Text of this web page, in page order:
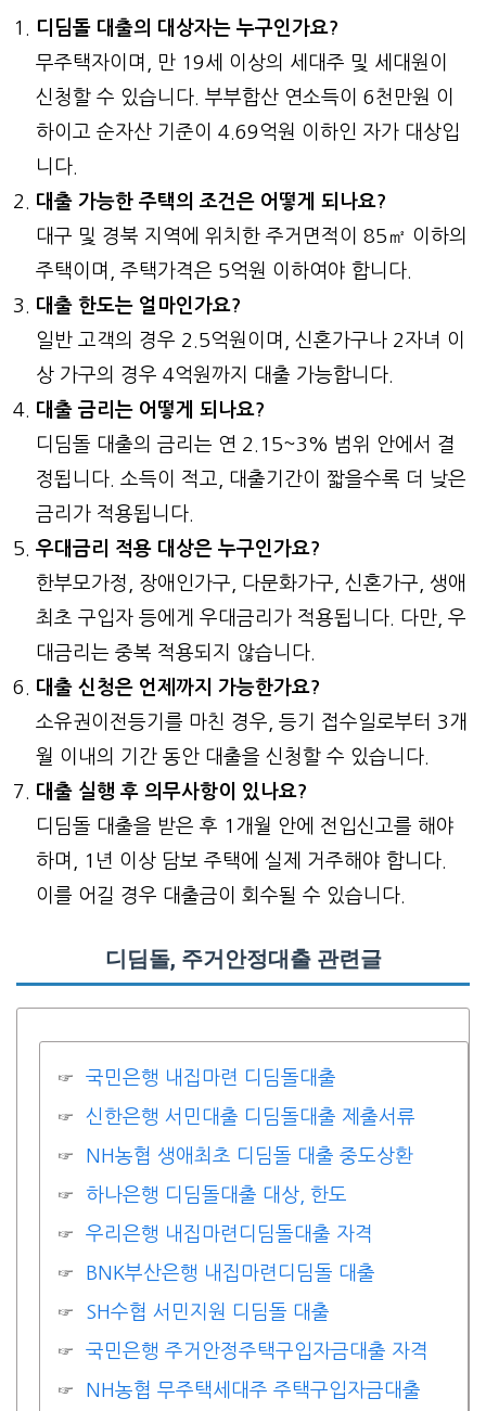
디딤돌 대출의 대상자는 누구인가요?
무주택자이며, 만 19세 이상의 세대주 및 세대원이
신청할 수 있습니다. 부부합산 연소득이 6천만원 이
하이고 순자산 기준이 4.69억원 이하인 자가 대상입
니다.
대출 가능한 주택의 조건은 어떻게 되나요?
대구 및 경북 지역에 위치한 주거면적이 85㎡ 이하의
주택이며, 주택가격은 5억원 이하여야 합니다.
대출 한도는 얼마인가요?
일반 고객의 경우 2.5억원이며, 신혼가구나 2자녀 이
상 가구의 경우 4억원까지 대출 가능합니다.
대출 금리는 어떻게 되나요?
디딤돌 대출의 금리는 연 2.15~3% 범위 안에서 결
정됩니다. 소득이 적고, 대출기간이 짧을수록 더 낮은
금리가 적용됩니다.
우대금리 적용 대상은 누구인가요?
한부모가정, 장애인가구, 다문화가구, 신혼가구, 생애
최초 구입자 등에게 우대금리가 적용됩니다. 다만, 우
대금리는 중복 적용되지 않습니다.
대출 신청은 언제까지 가능한가요?
소유권이전등기를 마친 경우, 등기 접수일로부터 3개
월 이내의 기간 동안 대출을 신청할 수 있습니다.
대출 실행 후 의무사항이 있나요?
디딤돌 대출을 받은 후 1개월 안에 전입신고를 해야
하며, 1년 이상 담보 주택에 실제 거주해야 합니다.
이를 어길 경우 대출금이 회수될 수 있습니다.
디딤돌, 주거안정대출 관련글
국민은행 내집마련 디딤돌대출
신한은행 서민대출 디딤돌대출 제출서류
NH농협 생애최초 디딤돌 대출 중도상환
하나은행 디딤돌대출 대상, 한도
우리은행 내집마련디딤돌대출 자격
BNK부산은행 내집마련디딤돌 대출
SH수협 서민지원 디딤돌 대출
국민은행 주거안정주택구입자금대출 자격
NH농협 무주택세대주 주택구입자금대출